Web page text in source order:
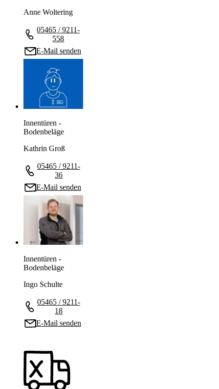
Anne Woltering
05465 / 9211-
558
E-Mail senden
Innentüren -
Bodenbeläge
Kathrin Groß
05465 / 9211-
36
E-Mail senden
Innentüren -
Bodenbeläge
Ingo Schulte
05465 / 9211-
18
E-Mail senden